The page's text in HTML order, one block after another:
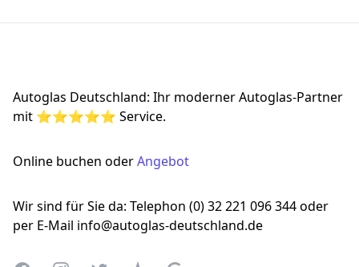
Autoglas Deutschland: Ihr moderner Autoglas-Partner
mit ⭐⭐⭐⭐⭐ Service.
Online buchen oderAngebot
Wir sind für Sie da: Telephon (0) 32 221 096 344 oder
per E-Mail info@autoglas-deutschland.de